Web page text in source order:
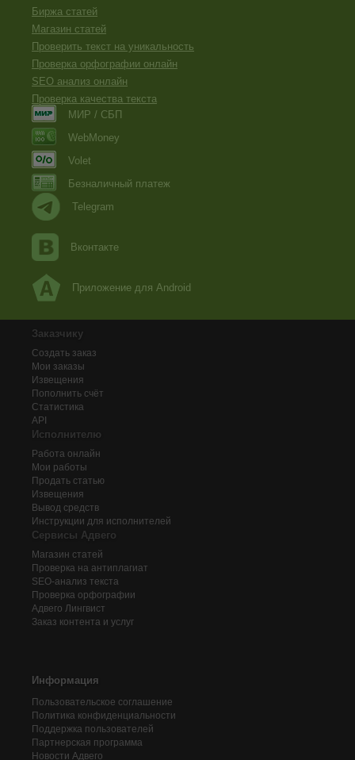
Биржа статей
Магазин статей
Проверить текст на уникальность
Проверка орфографии онлайн
SEO анализ онлайн
Проверка качества текста
МИР / СБП
WebMoney
Volet
Безналичный платеж
Telegram
Вконтакте
Приложение для Android
Заказчику
Создать заказ
Мои заказы
Извещения
Пополнить счёт
Статистика
API
Исполнителю
Работа онлайн
Мои работы
Продать статью
Извещения
Вывод средств
Инструкции для исполнителей
Сервисы Адвего
Магазин статей
Проверка на антиплагиат
SEO-анализ текста
Проверка орфографии
Адвего Лингвист
Заказ контента и услуг
Информация
Пользовательское соглашение
Политика конфиденциальности
Поддержка пользователей
Партнерская программа
Новости Адвего